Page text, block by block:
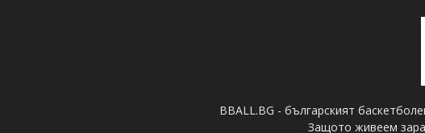
BBALL.BG - българският
Защото живеем